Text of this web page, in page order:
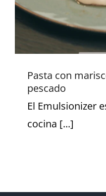
Pasta con
pescado
El Emulsionizer
cocina [...]